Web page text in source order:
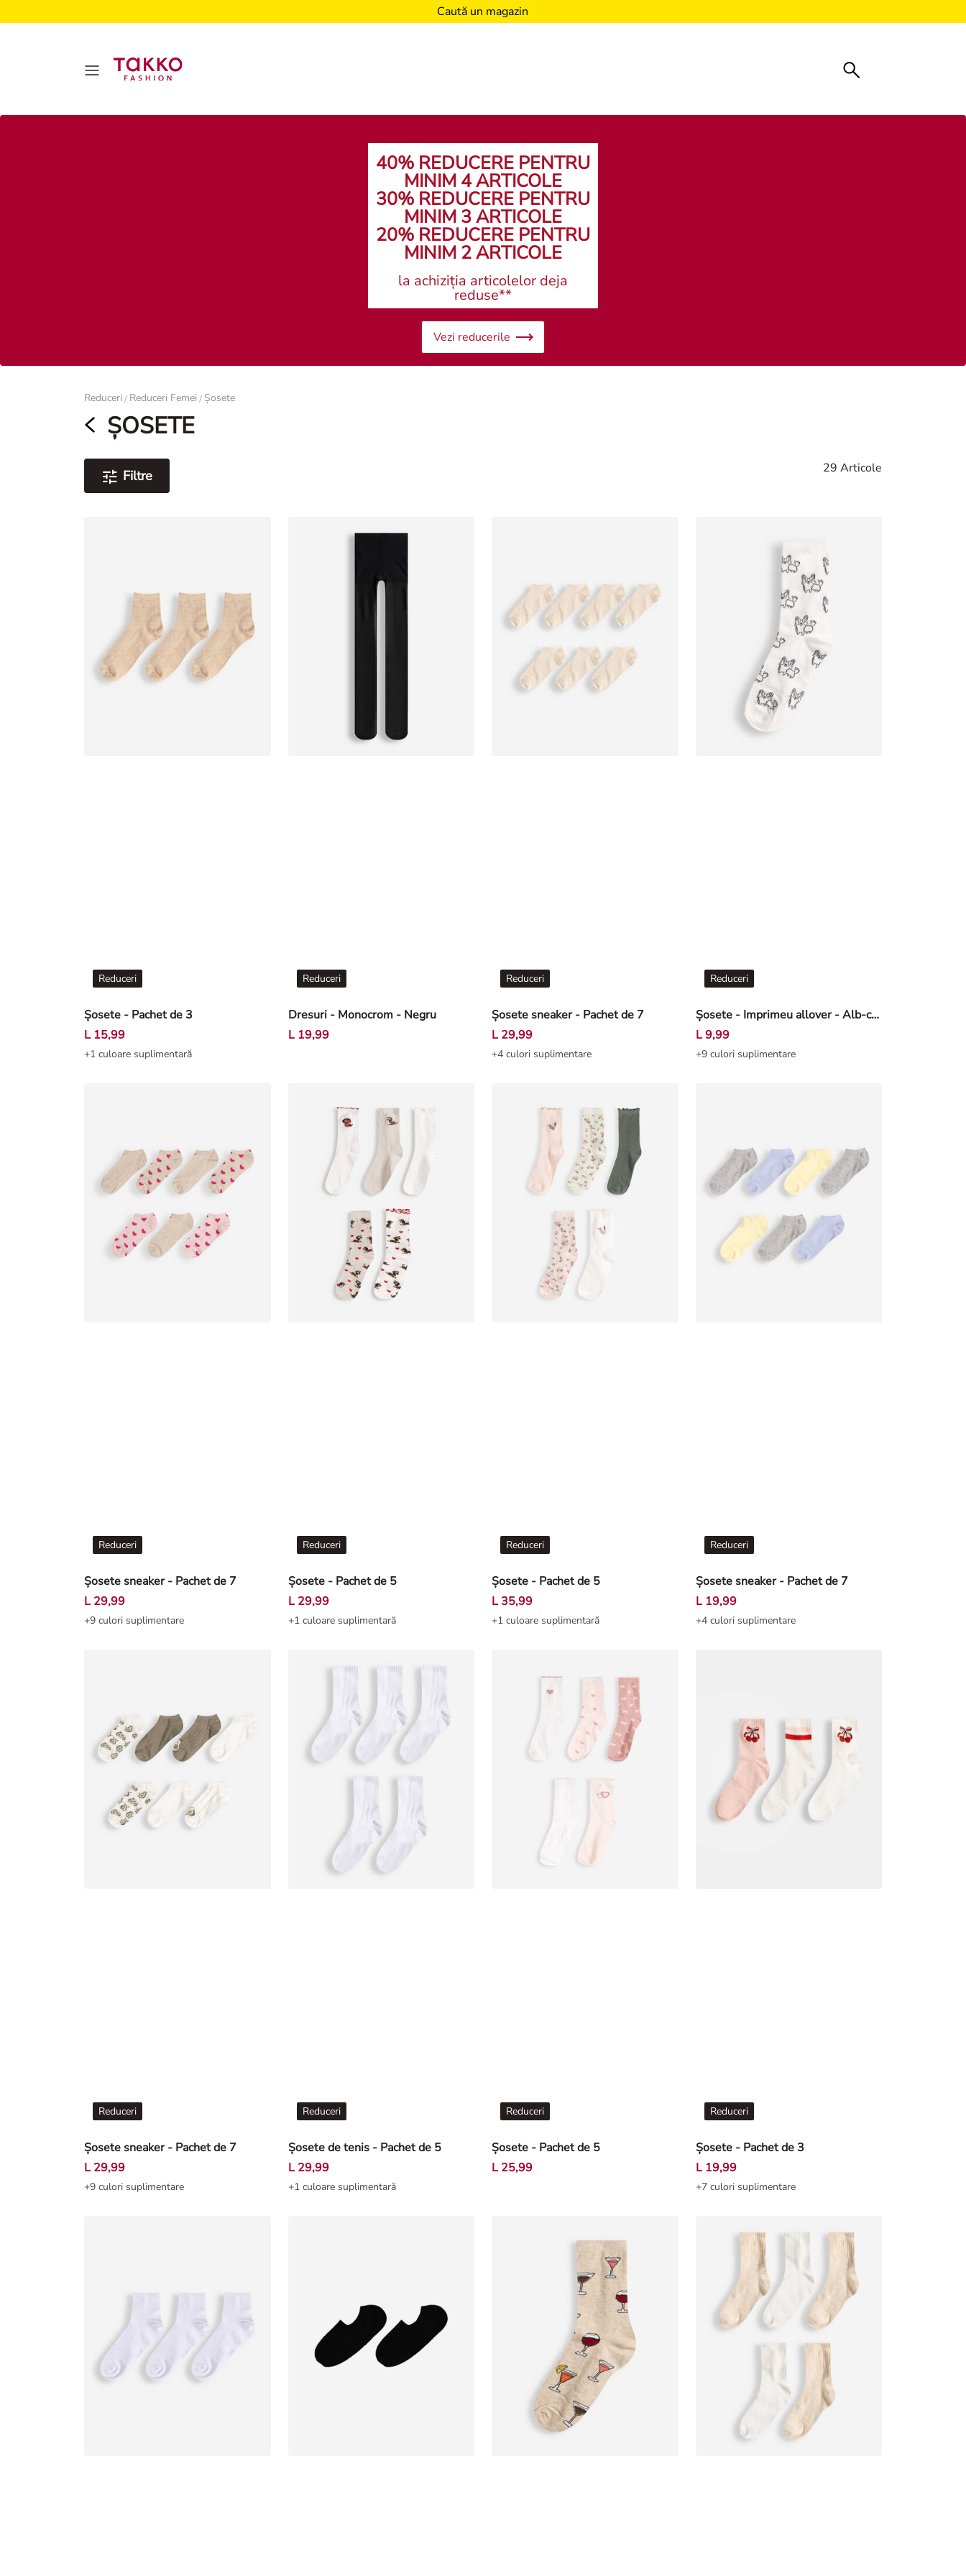
Caută un magazin
40% REDUCERE PENTRU
MINIM 4 ARTICOLE
30% REDUCERE PENTRU
MINIM 3 ARTICOLE
20% REDUCERE PENTRU
MINIM 2 ARTICOLE
la achiziția articolelor deja
reduse**
Vezi reducerile
Reduceri / Reduceri Femei / Șosete
ȘOSETE
Filtre 29 Articole
Șosete - Pachet de 3
Reduceri
L 15,99
+1 culoare suplimentară
Dresuri - Monocrom - Negru
Reduceri
L 19,99
Șosete sneaker - Pachet de 7
Reduceri
L 29,99
+4 culori suplimentare
Șosete - Imprimeu allover - Alb-crem deschis
Reduceri
L 9,99
+9 culori suplimentare
Șosete sneaker - Pachet de 7
Reduceri
L 29,99
+9 culori suplimentare
Șosete - Pachet de 5
Reduceri
L 29,99
+1 culoare suplimentară
Șosete - Pachet de 5
Reduceri
L 35,99
+1 culoare suplimentară
Șosete sneaker - Pachet de 7
Reduceri
L 19,99
+4 culori suplimentare
Șosete sneaker - Pachet de 7
Reduceri
L 29,99
+9 culori suplimentare
Șosete de tenis - Pachet de 5
Reduceri
L 29,99
+1 culoare suplimentară
Șosete - Pachet de 5
Reduceri
L 25,99
Șosete - Pachet de 3
Reduceri
L 19,99
+7 culori suplimentare